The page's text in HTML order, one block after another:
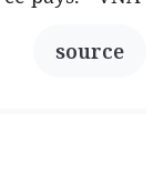
source